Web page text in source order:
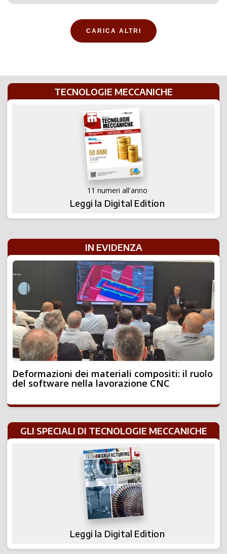
CARICA ALTRI
TECNOLOGIE MECCANICHE
11 numeri all'anno
Leggi la Digital Edition
IN EVIDENZA
Deformazioni dei materiali compositi: il ruolo
del software nella lavorazione CNC
GLI SPECIALI DI TECNOLOGIE MECCANICHE
Leggi la Digital Edition